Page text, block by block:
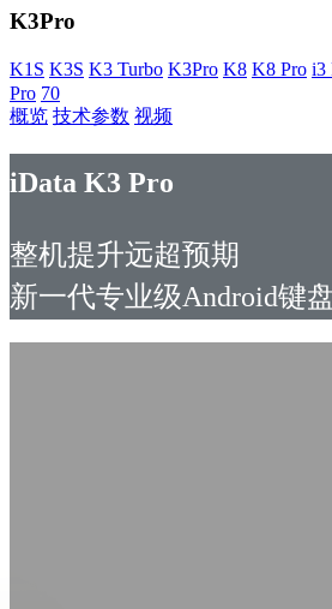
K3Pro
K1S K3S K3 Turbo K3Pro K8 K8 Pro i3
Pro 70
概览 技术参数 视频
iData K3 Pro
整机提升远超预期
新一代专业级Android键